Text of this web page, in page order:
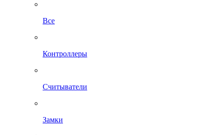
Все
Контроллеры
Считыватели
Замки